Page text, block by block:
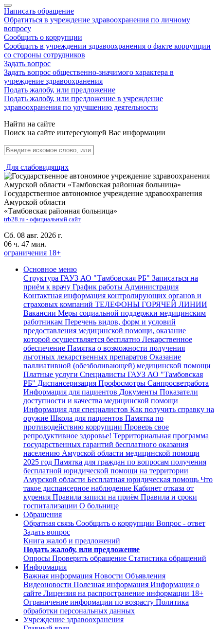
Написать обращение
Обратиться в учреждение здравоохранения по личному
вопросу
Сообщить о коррупции
Сообщить в учреждении здравоохранения о факте коррупции
со стороны сотрудников
Задать вопрос
Задать вопрос общественно-значимого характера в
учреждение здравоохранения
Подать жалобу, или предложение
Подать жалобу, или предложение в учреждение
здравоохранения по улучшению деятельности
Найти на сайте
Поиск на сайте интересующей Вас информации
Для слабовидящих
Государственное автономное учреждение здравоохранения
Амурской области
«Тамбовская районная больница»
trb28.ru - официальный сайт
Сб. 08 авг. 2026 г.
06 ч. 47 мин.
ограничения 18+
Основное меню
Структура ГАУЗ АО "Тамбовская РБ" Записаться на
приём к врачу График работы Администрация
Контактная информация контролирующих органов и
страховых компаний ТЕЛЕФОНЫ ГОРЯЧЕЙ ЛИНИИ
Вакансии Меры социальной поддержки медицинским
работникам Перечень видов, форм и условий
предоставления медицинской помощи, оказание
которой осуществляется бесплатно Лекарственное
обеспечение Памятка о возможности получения
льготных лекарственных препаратов Оказание
паллиативной (обезболивающей) медицинской помощи
Платные услуги Специалисты ГАУЗ АО "Тамбовская
РБ" Диспансеризация Профосмотры Санпросветработа
Информация для пациентов Документы Показатели
доступности и качества медицинской помощи
Информация для специалистов Как получить справку на
оружие Школа для пациентов Памятка по
противодействию коррупции Проверь свое
репродуктивное здоровье! Территориальная программа
государственных гарантий бесплатного оказания
населению Амурской области медицинской помощи
2025 год Памятка для граждан по вопросам получения
бесплатной юридической помощи на территории
Амурской области Бесплатная юридическая помощь Что
такое диспансерное наблюдение Кабинет отказа от
курения Правила записи на приём Правила и сроки
госпитализации О больнице
Обращения
Обратная связь Сообщить о коррупции Вопрос - ответ
Задать вопрос
Книга жалоб и предложений
Подать жалобу, или предложение
Опросы Проверить обращение Статистика обращений
Информация
Важная информация Новости Объявления
Видеоновости Полезная информация Информация о
сайте Лицензия на распространение информации 18+
Ограничение информации по возрасту Политика
обработки персональных данных
Учреждение здравоохранения